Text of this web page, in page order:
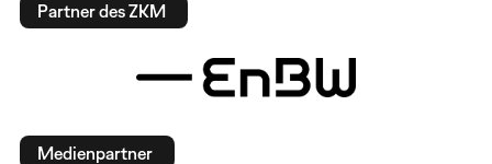
Partner des ZKM
Medienpartner